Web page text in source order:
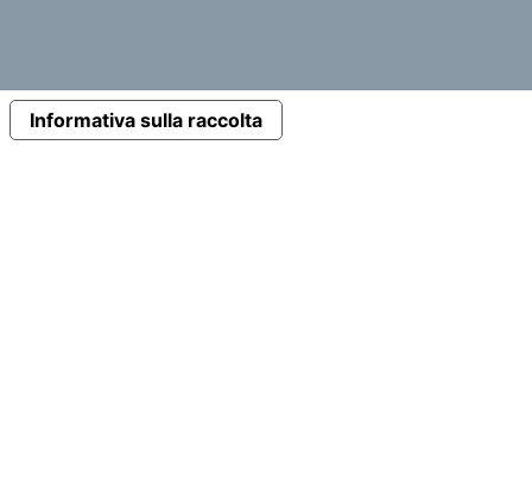
Informativa sulla raccolta